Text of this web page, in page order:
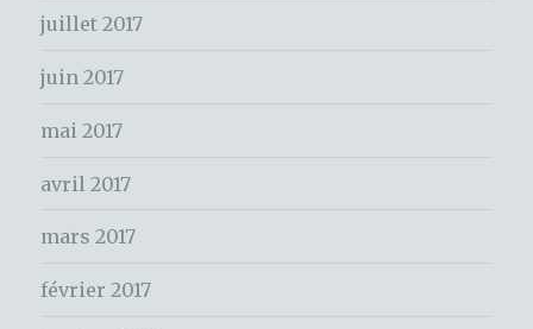
:
juillet 2017
juin 2017
mai 2017
avril 2017
mars 2017
février 2017